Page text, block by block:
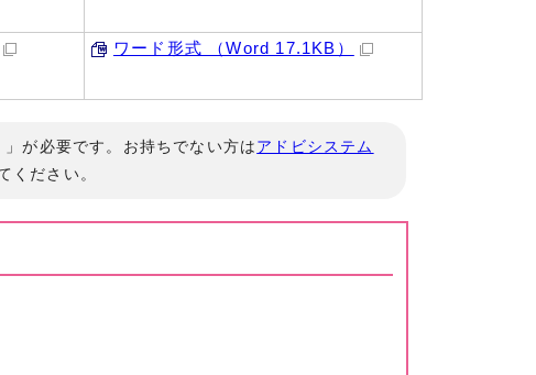
ワード形式 （Word 17.1KB）
が必要です。お持ちでない方はアドビシステム
ください。